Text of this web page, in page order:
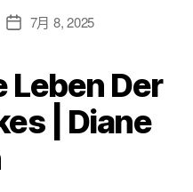
7月 8, 2025
Leben Der
| Diane